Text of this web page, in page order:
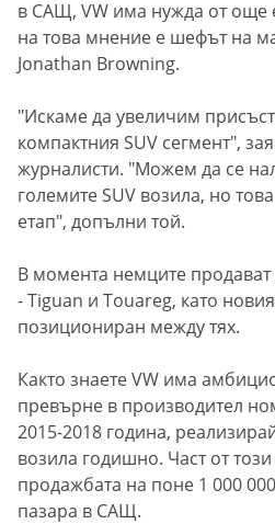
в САЩ, VW има нужда от още
на това мнение е шефът на
Jonathan Browning.
"Искаме да увеличим
компактния SUV сегмент",
журналисти. "Можем да се
големите SUV возила, но
етап", допълни той.
В момента немците
- Tiguan и Touareg, като
позициониран между тях.
Както знаете VW има
превърне в производител
2015-2018 година,
возила годишно. Част от
продажбата на поне 1 000
пазара в САЩ.